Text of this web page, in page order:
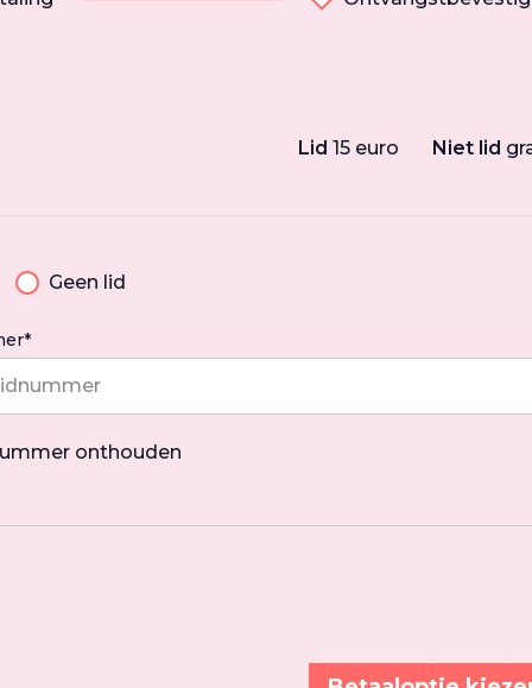
Lid 15 euro Niet lid
Geen lid
onthouden